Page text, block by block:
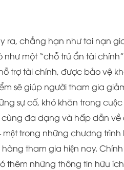
ra, chẳng hạn như tai nạn
như một “chỗ trú ẩn tài
trợ tài chính, được bảo vệ
sẽ giúp người tham gia
sự cố, khó khăn trong
đa dạng và hấp dẫn về
một trong những chương
tham gia hiện nay.
thêm những thông tin hữu